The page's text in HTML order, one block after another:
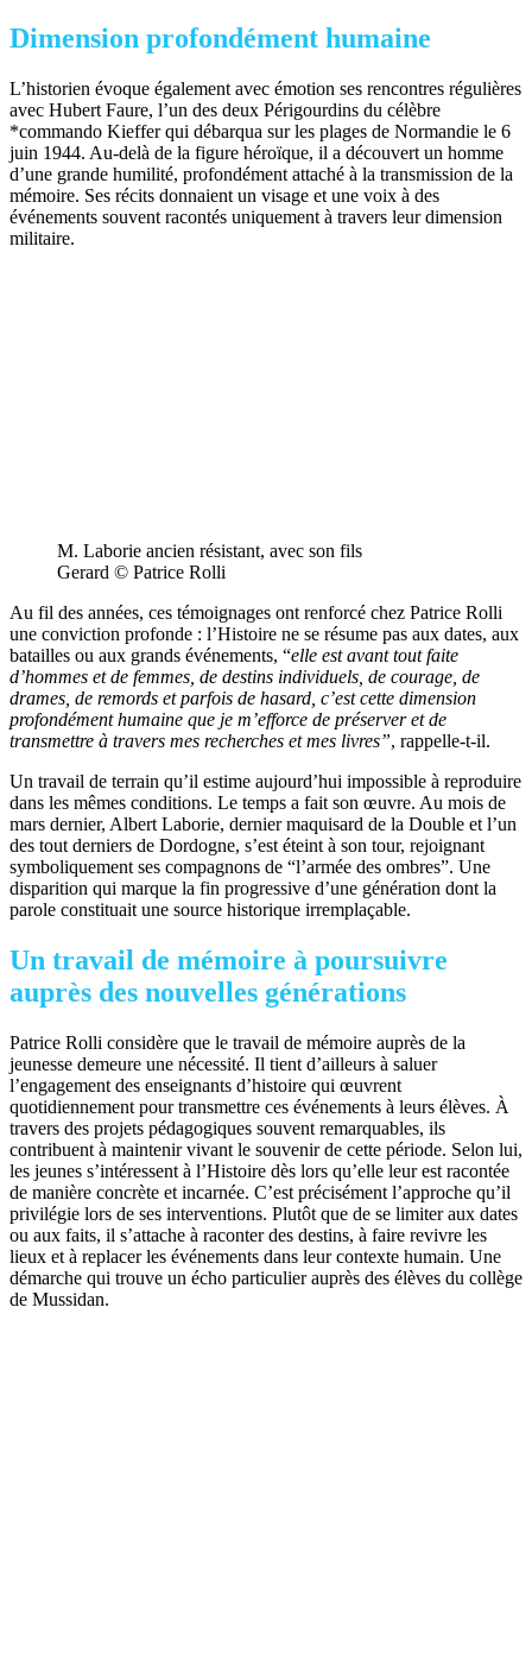
Dimension profondément humaine
L’historien évoque également avec émotion ses rencontres régulières
avec Hubert Faure, l’un des deux Périgourdins du célèbre
*commando Kieffer qui débarqua sur les plages de Normandie le 6
juin 1944. Au-delà de la figure héroïque, il a découvert un homme
d’une grande humilité, profondément attaché à la transmission de la
mémoire. Ses récits donnaient un visage et une voix à des
événements souvent racontés uniquement à travers leur dimension
militaire.
M. Laborie ancien résistant, avec son fils
Gerard © Patrice Rolli
Au fil des années, ces témoignages ont renforcé chez Patrice Rolli
une conviction profonde : l’Histoire ne se résume pas aux dates, aux
batailles ou aux grands événements, “elle est avant tout faite
d’hommes et de femmes, de destins individuels, de courage, de
drames, de remords et parfois de hasard, c’est cette dimension
profondément humaine que je m’efforce de préserver et de
transmettre à travers mes recherches et mes livres”, rappelle-t-il.
Un travail de terrain qu’il estime aujourd’hui impossible à reproduire
dans les mêmes conditions. Le temps a fait son œuvre. Au mois de
mars dernier, Albert Laborie, dernier maquisard de la Double et l’un
des tout derniers de Dordogne, s’est éteint à son tour, rejoignant
symboliquement ses compagnons de “l’armée des ombres”. Une
disparition qui marque la fin progressive d’une génération dont la
parole constituait une source historique irremplaçable.
Un travail de mémoire à poursuivre
auprès des nouvelles générations
Patrice Rolli considère que le travail de mémoire auprès de la
jeunesse demeure une nécessité. Il tient d’ailleurs à saluer
l’engagement des enseignants d’histoire qui œuvrent
quotidiennement pour transmettre ces événements à leurs élèves. À
travers des projets pédagogiques souvent remarquables, ils
contribuent à maintenir vivant le souvenir de cette période. Selon lui,
les jeunes s’intéressent à l’Histoire dès lors qu’elle leur est racontée
de manière concrète et incarnée. C’est précisément l’approche qu’il
privilégie lors de ses interventions. Plutôt que de se limiter aux dates
ou aux faits, il s’attache à raconter des destins, à faire revivre les
lieux et à replacer les événements dans leur contexte humain. Une
démarche qui trouve un écho particulier auprès des élèves du collège
de Mussidan.